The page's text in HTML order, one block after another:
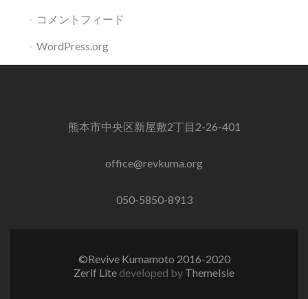
コメントフィード
WordPress.org
熊本市中央区新屋敷2丁目2-26-401
office@revkuma.org
050-5850-8913
©Revive Kumamoto 2016-2020
Zerif Lite developed by ThemeIsle